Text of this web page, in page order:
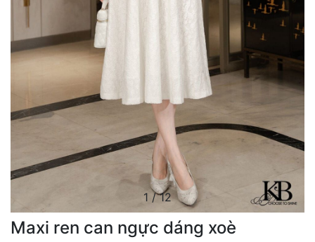
1 /12
Maxi ren can ngực dáng xoè